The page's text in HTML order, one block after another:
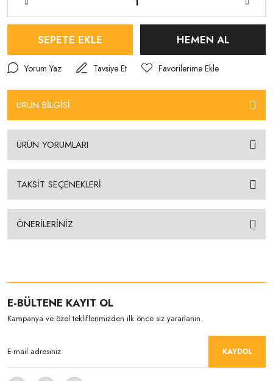
SEPETE EKLE HEMEN AL
Yorum Yaz Tavsiye Et
ÜRÜN BİLGİSİ
ÜRÜN YORUMLARI
TAKSİT SEÇENEKLERİ
ÖNERİLERİNİZ
E-BÜLTENE KAYIT OL
Kampanya ve özel tekliflerimizden ilk önce siz yararlanın.
KAYDOL